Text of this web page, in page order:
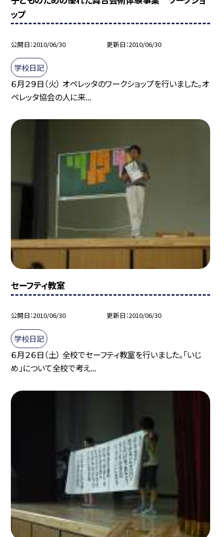
ップ
公開日 2010/06/30 更新日 2010/06/30
学校日記
６月２９日（火） オペレッタのワークショップを行いました。オ
ペレッタ協会の人に来...
セーフティ教室
公開日 2010/06/30 更新日 2010/06/30
学校日記
６月２６日（土） 全校でセーフティ教室を行いました。「いじ
め」について全校で考え...